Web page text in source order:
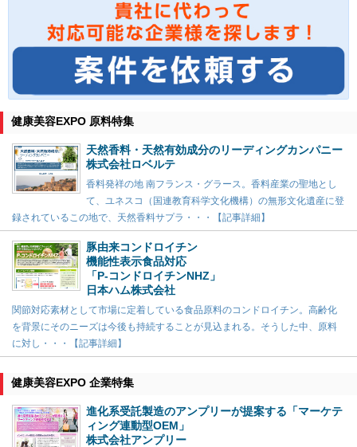
健康美容EXPO 原料特集
天然香料・天然有効成分のリーディングカンパニー
株式会社ロベルテ
香料発祥の地 南フランス・グラース。香料産業の聖地とし
て、ユネスコ（国連教育科学文化機構）の無形文化遺産に登
録されているこの地で、天然香料サプラ・・・【記事詳細】
豚由来コンドロイチン
機能性表示食品対応
「P-コンドロイチンNHZ」
日本ハム株式会社
関節対応素材として市場に定着している食品原料のコンドロイチン。高齢化
を背景にそのニーズは今後も持続することが見込まれる。そうした中、原料
に対し・・・【記事詳細】
健康美容EXPO 企業特集
進化系受託製造のアンプリーが提案する「マーケテ
ィング連動型OEM」
株式会社アンプリー